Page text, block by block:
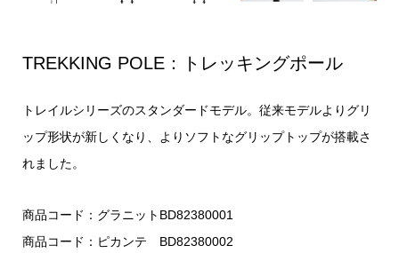
TREKKING POLE：トレッキングポール
トレイルシリーズのスタンダードモデル。従来モデルよりグリ
ップ形状が新しくなり、よりソフトなグリップトップが搭載さ
れました。
商品コード：グラニットBD82380001
商品コード：ピカンテ BD82380002